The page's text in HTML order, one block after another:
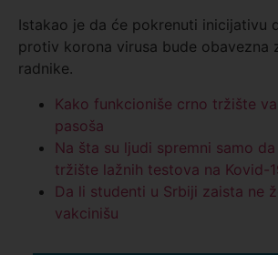
Istakao je da će pokrenuti inicijativu
protiv korona virusa bude obavezna
radnike.
Kako funkcioniše crno tržište
pasoša
Na šta su ljudi spremni samo
tržište lažnih testova na Kovid-
Da li studenti u Srbiji zaista ne
vakcinišu